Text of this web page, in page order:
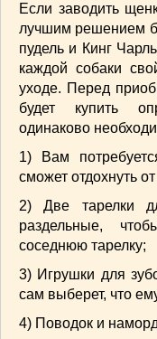
СЕМЬЯ(107)
ДОМ и ДАЧА
ВАШИ РЕЦЕПТЫ
(3)
ДЕТСКОЕ МЕНЮ(1)
ЛАЙФХАК(23)
МОДА(102)
РЕМОНТ(28)
японская кухня(1)
Если заводить
лучшим решением
пудель и Кинг
каждой собаки
уходе. Перед
будет купить
одинаково
1) Вам
сможет отдохнуть
2) Две тарелки
раздельные,
соседнюю тарелку;
3) Игрушки для
сам выберет, что
4) Поводок и